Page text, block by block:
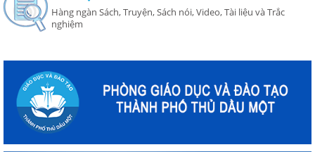
Hàng ngàn Sách, Truyện, Sách nói, Video, Tài liệu và Trắc
nghiệm